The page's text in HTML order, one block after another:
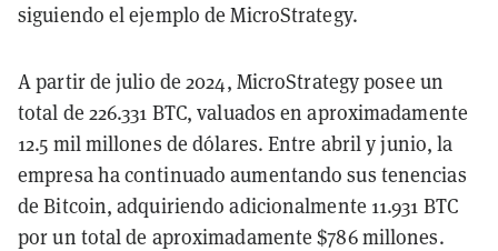
siguiendo el ejemplo de MicroStrategy.
A partir de julio de 2024, MicroStrategy posee un
total de 226.331 BTC, valuados en aproximadamente
12.5 mil millones de dólares. Entre abril y junio, la
empresa ha continuado aumentando sus tenencias
de Bitcoin, adquiriendo adicionalmente 11.931 BTC
por un total de aproximadamente $786 millones.